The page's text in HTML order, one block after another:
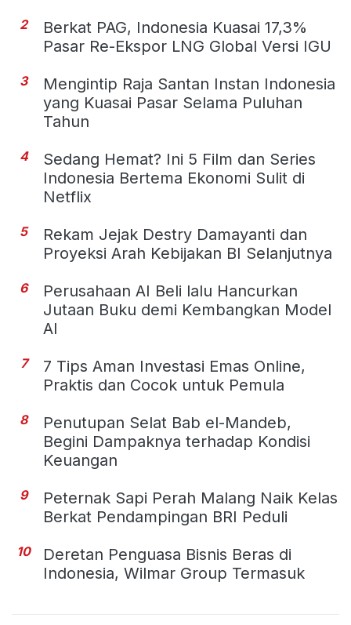
2
Berkat PAG, Indonesia Kuasai 17,3%
Pasar Re-Ekspor LNG Global Versi IGU
3
Mengintip Raja Santan Instan Indonesia
yang Kuasai Pasar Selama Puluhan
Tahun
4
Sedang Hemat? Ini 5 Film dan Series
Indonesia Bertema Ekonomi Sulit di
Netflix
5
Rekam Jejak Destry Damayanti dan
Proyeksi Arah Kebijakan BI Selanjutnya
6
Perusahaan AI Beli lalu Hancurkan
Jutaan Buku demi Kembangkan Model
AI
7
7 Tips Aman Investasi Emas Online,
Praktis dan Cocok untuk Pemula
8
Penutupan Selat Bab el-Mandeb,
Begini Dampaknya terhadap Kondisi
Keuangan
9
Peternak Sapi Perah Malang Naik Kelas
Berkat Pendampingan BRI Peduli
10
Deretan Penguasa Bisnis Beras di
Indonesia, Wilmar Group Termasuk